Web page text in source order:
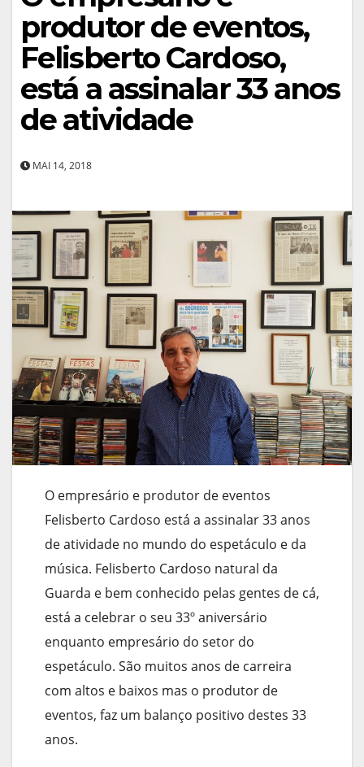
produtor de eventos,
Felisberto Cardoso,
está a assinalar 33 anos
de atividade
MAI 14, 2018
O empresário e produtor de eventos
Felisberto Cardoso está a assinalar 33 anos
de atividade no mundo do espetáculo e da
música. Felisberto Cardoso natural da
Guarda e bem conhecido pelas gentes de cá,
está a celebrar o seu 33º aniversário
enquanto empresário do setor do
espetáculo. São muitos anos de carreira
com altos e baixos mas o produtor de
eventos, faz um balanço positivo destes 33
anos.